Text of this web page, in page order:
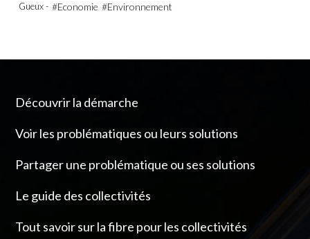
Gueux - #Economie #Environnement
Découvrir la démarche
Voir les problématiques ou leurs solutions
Partager une problématique ou ses solutions
Le guide des collectivités
Tout savoir sur la fibre pour les collectivités